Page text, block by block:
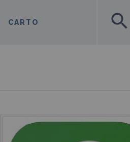
CARTO search